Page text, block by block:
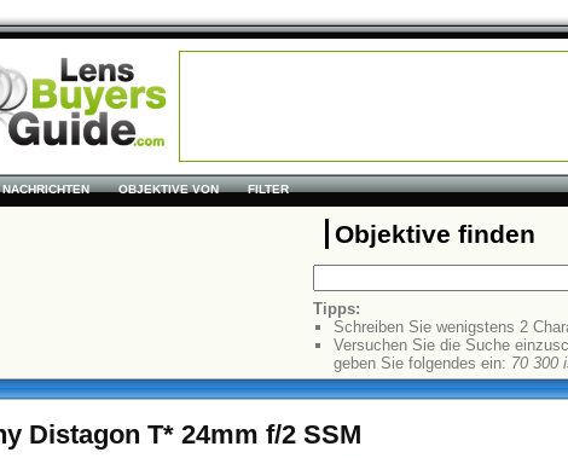
NACHRICHTEN OBJEKTIVE VON FILTER
Objektive finden
Tipps:
Schreiben Sie wenigstens 2
Versuchen Sie die Suche
geben Sie folgendes ein: 70 300
Distagon T* 24mm f/2 SSM